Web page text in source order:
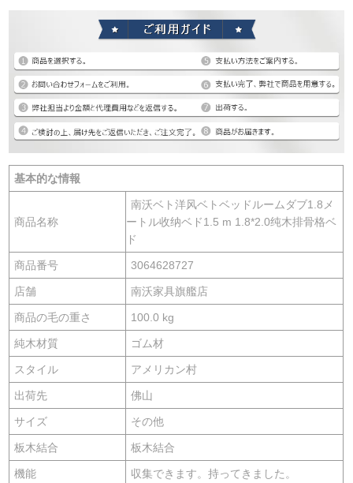
基本的な情報
商品名称
南沃ベト洋风ベトベッドルームダブ1.8メ
ートル收纳ベド1.5 m 1.8*2.0纯木排骨格ベ
ド
商品番号 3064628727
店舗 南沃家具旗艦店
商品の毛の重さ 100.0 kg
純木材質 ゴム材
スタイル アメリカン村
出荷先 佛山
サイズ その他
板木結合 板木結合
機能 収集できます。持ってきました。